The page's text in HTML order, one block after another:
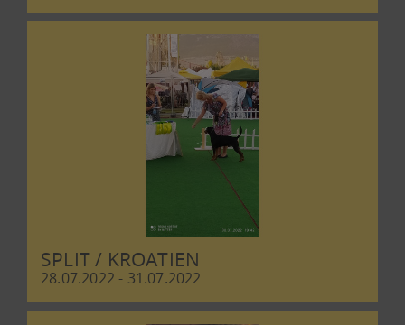
SPLIT / KROATIEN
28.07.2022 - 31.07.2022